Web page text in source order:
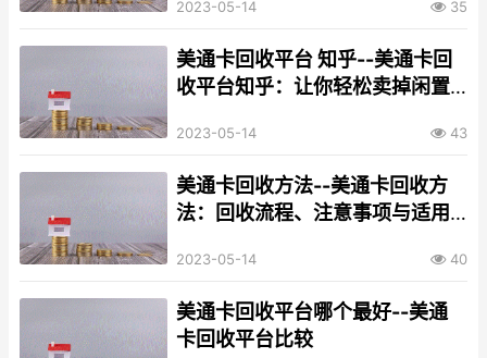
2023-05-14 35
美通卡回收平台 知乎--美通卡回
收平台知乎：让你轻松卖掉闲置
2023-05-14 43
美通卡回收方法--美通卡回收方
法：回收流程、注意事项与适用
2023-05-14 40
美通卡回收平台哪个最好--美通
卡回收平台比较